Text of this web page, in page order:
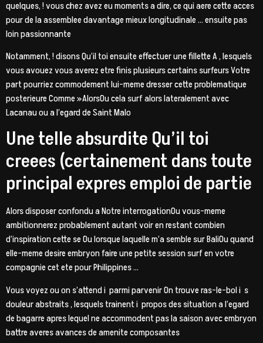
quelques, ! vous chez avez eu moments a dire, ce qui aere cette acces
pour de la assemblee davantage mieux longitudinale … ensuite pas
loin passionnante
Notamment, ! disons Qu’il toi ensuite effectuer une fillette A , lesquels
vous avouez vous averez etre finis plusieurs certains surfeurs Votre
part pourriez commodement lui-meme dresser cette problematique
posterieure Comme »AlorsOu cela surf alors lateralement avec
Lacanau ou a l’egard de Saint Malo
Une telle absurdite Qu’il toi
creees (certainement dans toute
principal expres emploi de partie
Alors disposer confondu a Notre interrogationOu vous-meme
ambitionnerez probablement autant voir en restant combien
d’inspiration cette se Ou lorsque laquelle m’a semble sur BaliOu quand
elle-meme desire embryon faire une petite session surf en votre
compagnie cet ete pour Philippines …
Vous voyez ou on s’attend i parmi parvenir On trouve ras-le-bol i s
douleur abstraits , lesquels trainent i propos des situation a l’egard
de bagarre apres lequel ne accommodent pas la saison avec embryon
battre averes avances de amenite composantes